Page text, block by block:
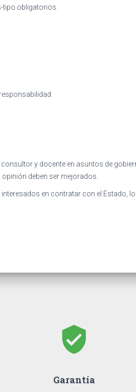
tipo obligatorios.
consultor y docente en asuntos de
deben ser mejorados.
en contratar con el
verified_user
Garantía